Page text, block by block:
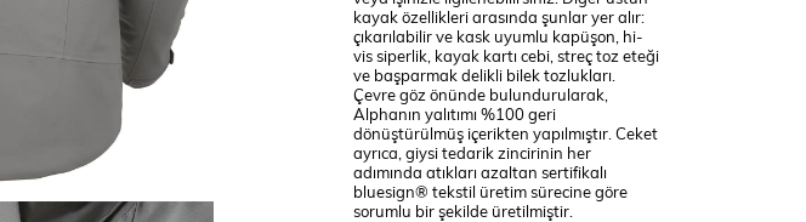
kayak özellikleri arasında şunlar yer alır:
çıkarılabilir ve kask uyumlu kapüşon, hi-
vis siperlik, kayak kartı cebi, streç toz eteği
ve başparmak delikli bilek tozlukları.
Çevre göz önünde bulundurularak,
Alphanın yalıtımı %100 geri
dönüştürülmüş içerikten yapılmıştır. Ceket
ayrıca, giysi tedarik zincirinin her
adımında atıkları azaltan sertifikalı
bluesign® tekstil üretim sürecine göre
sorumlu bir şekilde üretilmiştir.